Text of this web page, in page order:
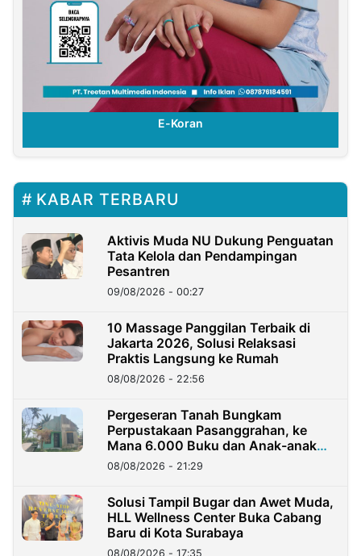
E-Koran
KABAR TERBARU
Aktivis Muda NU Dukung Penguatan
Tata Kelola dan Pendampingan
Pesantren
09/08/2026 - 00:27
10 Massage Panggilan Terbaik di
Jakarta 2026, Solusi Relaksasi
Praktis Langsung ke Rumah
08/08/2026 - 22:56
Pergeseran Tanah Bungkam
Perpustakaan Pasanggrahan, ke
Mana 6.000 Buku dan Anak-anak
Kini?
08/08/2026 - 21:29
Solusi Tampil Bugar dan Awet Muda,
HLL Wellness Center Buka Cabang
Baru di Kota Surabaya
08/08/2026 - 17:35